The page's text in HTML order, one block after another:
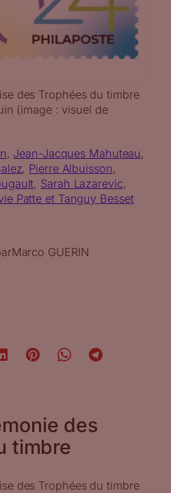
des Trophées du timbre
(image : visuel de
, Jean-Jacques Mahuteau
, Pierre Albuisson
, Sarah Lazarevic
Patte et Tanguy Besset
Marco GUERIN
des
timbre
des Trophées du timbre